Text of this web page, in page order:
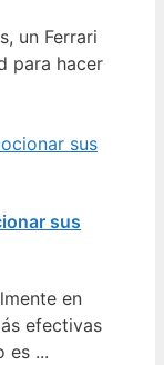
un Ferrari
para hacer
sus
en
efectivas
es ...